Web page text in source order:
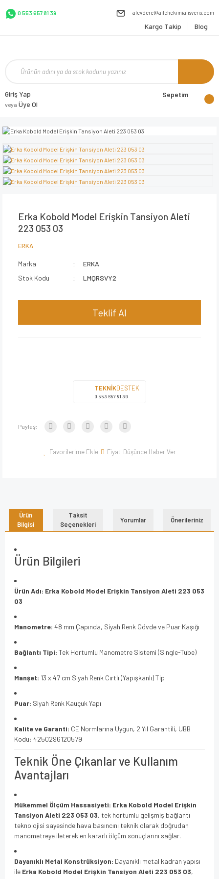
0 553 657 81 39 alevdere@ailehekimialisveris.com
Kargo Takip Blog
Giriş Yap
veya Üye Ol
Sepetim
Erka Kobold Model Erişkin Tansiyon Aleti
223 053 03
ERKA
Marka
ERKA
Stok Kodu
LMQRSVY2
Teklif Al
TEKNİKDESTEK
0 553 657 81 39
Paylaş:
Fiyatı Düşünce Haber Ver
Ürün
Bilgisi
Taksit
Seçenekleri
Yorumlar Önerileriniz
Ürün Bilgileri
Ürün Adı: Erka Kobold Model Erişkin Tansiyon Aleti 223 053
03
Manometre: 48 mm Çapında, Siyah Renk Gövde ve Puar Kaşığı
Bağlantı Tipi: Tek Hortumlu Manometre Sistemi (Single-Tube)
Manşet: 13 x 47 cm Siyah Renk Cırtlı (Yapışkanlı) Tip
Puar: Siyah Renk Kauçuk Yapı
Kalite ve Garanti: CE Normlarına Uygun, 2 Yıl Garantili, UBB
Kodu: 4250296120579
Teknik Öne Çıkanlar ve Kullanım
Avantajları
Mükemmel Ölçüm Hassasiyeti: Erka Kobold Model Erişkin
Tansiyon Aleti 223 053 03, tek hortumlu gelişmiş bağlantı
teknolojisi sayesinde hava basıncını teknik olarak doğrudan
manometreye ileterek en kararlı ölçüm sonuçlarını sağlar.
Dayanıklı Metal Konstrüksiyon: Dayanıklı metal kadran yapısı
ile Erka Kobold Model Erişkin Tansiyon Aleti 223 053 03,